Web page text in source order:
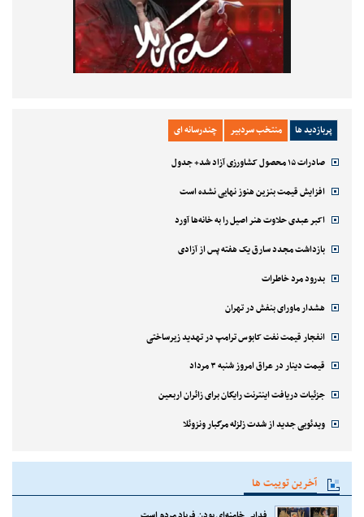
پربازدید ها منتخب سردبیر چندرسانه ای
صادرات ۱۵ محصول کشاورزی آزاد شد+ جدول
افزایش قیمت بنزین هنوز نهایی نشده است
اکبر عبدی حلاوت هنر اصیل را به خانه‌ها آورد
بازداشت مجدد سارق یک هفته پس از آزادی
بدرود مرد خاطرات
هشدار ماورای بنفش در تهران
انفجار قیمت نفت کابوس ترامپ در تهدید زیرساختی
قیمت دینار در عراق امروز شنبه ۳ مرداد
جزئیات دریافت اینترنت رایگان برای زائران اربعین
ویدئویی جدید از شدت زلزله مرگبار ونزوئلا
آخرین توییت ها